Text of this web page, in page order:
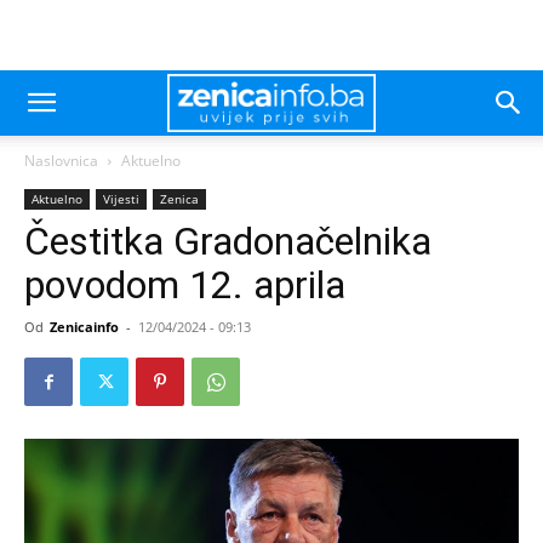
Naslovnica Aktuelno
Aktuelno Vijesti Zenica
Čestitka Gradonačelnika
povodom 12. aprila
Od Zenicainfo - 12/04/2024 - 09:13